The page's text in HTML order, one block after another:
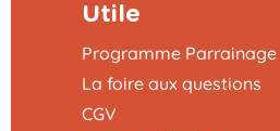
Utile
Programme Parrainage
La foire aux questions
CGV